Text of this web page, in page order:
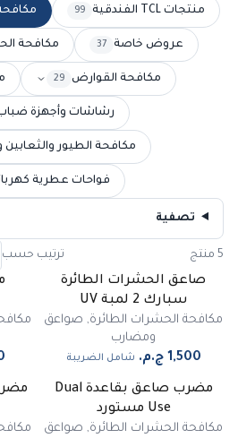
منتجات TCL الفندقية 99
عروض خاصة 37 مكافحة
مكافحة القوارض 29
رشاشات وأجهزة
مكافحة الطيور
فواحات عطرية
تصفية
5 منتج ترتيب حسب
صاعق الحشرات الطائرة
سبارك 2 لمبة UV
مكافحة الحشرات الطائرة, صواعق
ومضارب
شامل الضريبة
مضرب صاعق بقاعدة Dual
Use مستورد
مكافحة الحشرات الطائرة, صواعق